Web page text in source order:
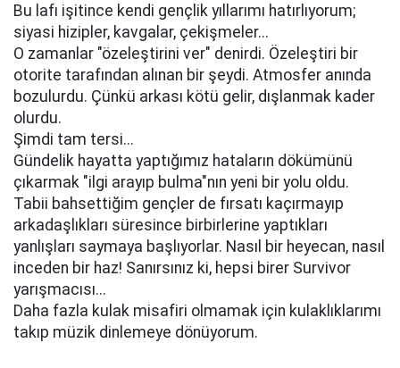
Bu lafı işitince kendi gençlik yıllarımı hatırlıyorum;
siyasi hizipler, kavgalar, çekişmeler...
O zamanlar "özeleştirini ver" denirdi. Özeleştiri bir
otorite tarafından alınan bir şeydi. Atmosfer anında
bozulurdu. Çünkü arkası kötü gelir, dışlanmak kader
olurdu.
Şimdi tam tersi...
Gündelik hayatta yaptığımız hataların dökümünü
çıkarmak "ilgi arayıp bulma"nın yeni bir yolu oldu.
Tabii bahsettiğim gençler de fırsatı kaçırmayıp
arkadaşlıkları süresince birbirlerine yaptıkları
yanlışları saymaya başlıyorlar. Nasıl bir heyecan, nasıl
inceden bir haz! Sanırsınız ki, hepsi birer Survivor
yarışmacısı...
Daha fazla kulak misafiri olmamak için kulaklıklarımı
takıp müzik dinlemeye dönüyorum.